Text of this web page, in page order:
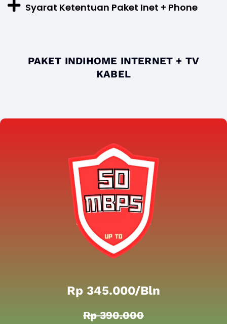
Syarat Ketentuan Paket Inet + Phone
PAKET INDIHOME INTERNET + TV
KABEL
Rp 345.000/bln
Rp 390.000